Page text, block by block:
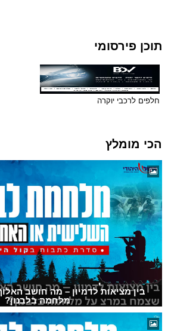
תוכן פירסומי
חלפים לרכבי יוקרה
הכי מומלץ
בין מציאות לדמיון – מה חושב
מלחמה בלבנון?